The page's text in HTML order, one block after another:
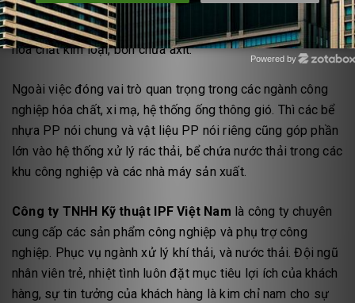
Với đặc tính chống ăn mòn, độ bền hóa chất và chịu axit
nên bể nhựa PP được ứng dụng gia công các bể chứa hóa
hóa chất kim loại, bồn chứa axit.
Ngoài việc đóng vai trò quan trọng trong các ngành công
nghiệp hóa chất, xi mạ, hệ thống ống thông gió. Thì các bể
nhựa PP nói chung và vật liệu PP nói riêng cũng góp phần
lớn vào hệ thống xử lý rác thải, bể chứa nước thải trong các
khu công nghiệp và các nhà máy sản xuất.
Công ty TNHH Kỹ thuật IPF Việt Nam là công ty chuyên
cung cấp các sản phẩm công nghiệp và phụ trợ công
nghiệp. Phục vụ ngành xử lý khí thải, và nước thải. Đội ngũ
nhân viên trẻ, nhiệt tình luôn đặt mục tiêu lợi ích của khách
hàng, sự tin tưởng của khách hàng là kim chỉ nam cho sự
Powered by